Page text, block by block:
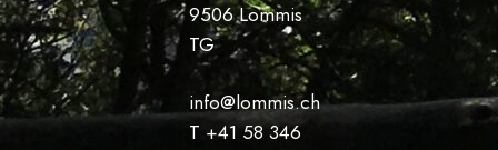
9506 Lommis
TG
info@lommis.ch
T +41 58 346